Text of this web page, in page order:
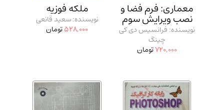
معماری: فرم فضا و
نصب ویرایش سوم
نویسنده: فرانسیس دی کی
چینگ
720,000تومان
ملکه فوزیه
نویسنده: سعید قانعی
528,000تومان